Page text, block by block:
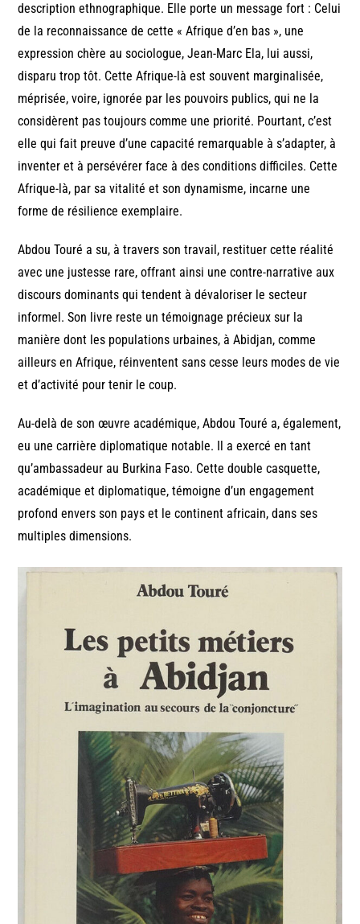
description ethnographique. Elle porte un message fort : Celui
de la reconnaissance de cette « Afrique d’en bas », une
expression chère au sociologue, Jean-Marc Ela, lui aussi,
disparu trop tôt. Cette Afrique-là est souvent marginalisée,
méprisée, voire, ignorée par les pouvoirs publics, qui ne la
considèrent pas toujours comme une priorité. Pourtant, c’est
elle qui fait preuve d’une capacité remarquable à s’adapter, à
inventer et à persévérer face à des conditions difficiles. Cette
Afrique-là, par sa vitalité et son dynamisme, incarne une
forme de résilience exemplaire.
Abdou Touré a su, à travers son travail, restituer cette réalité
avec une justesse rare, offrant ainsi une contre-narrative aux
discours dominants qui tendent à dévaloriser le secteur
informel. Son livre reste un témoignage précieux sur la
manière dont les populations urbaines, à Abidjan, comme
ailleurs en Afrique, réinventent sans cesse leurs modes de vie
et d’activité pour tenir le coup.
Au-delà de son œuvre académique, Abdou Touré a, également,
eu une carrière diplomatique notable. Il a exercé en tant
qu’ambassadeur au Burkina Faso. Cette double casquette,
académique et diplomatique, témoigne d’un engagement
profond envers son pays et le continent africain, dans ses
multiples dimensions.